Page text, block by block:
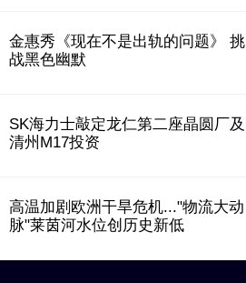
金惠秀《现在不是出轨的问题》 挑
战黑色幽默
SK海力士敲定龙仁第二座晶圆厂及
清州M17投资
高温加剧欧洲干旱危机..."物流大动
脉"莱茵河水位创历史新低